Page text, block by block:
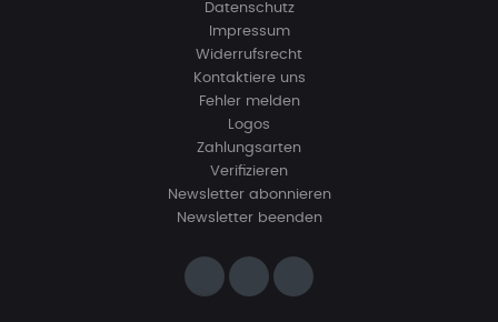
Datenschutz
Impressum
Widerrufsrecht
Kontaktiere uns
Fehler melden
Logos
Zahlungsarten
Verifizieren
Newsletter abonnieren
Newsletter beenden